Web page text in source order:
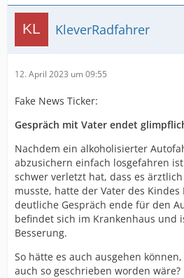
KleverRadfahrer
12. April 2023 um 09:55
Fake News Ticker:
Gespräch mit Vater endet
Nachdem ein alkoholisierter
abzusichern einfach losgefahren
schwer verletzt hat, dass es
musste, hatte der Vater des Kindes
deutliche Gespräch ende für den
befindet sich im Krankenhaus und
Besserung.
So hätte es auch ausgehen
auch so geschrieben worden wäre?